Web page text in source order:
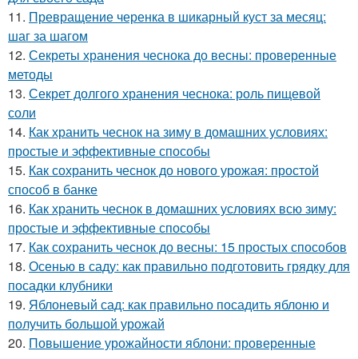
11. Превращение черенка в шикарный куст за месяц:
шаг за шагом
12. Секреты хранения чеснока до весны: проверенные
методы
13. Секрет долгого хранения чеснока: роль пищевой
соли
14. Как хранить чеснок на зиму в домашних условиях:
простые и эффективные способы
15. Как сохранить чеснок до нового урожая: простой
способ в банке
16. Как хранить чеснок в домашних условиях всю зиму:
простые и эффективные способы
17. Как сохранить чеснок до весны: 15 простых способов
18. Осенью в саду: как правильно подготовить грядку для
посадки клубники
19. Яблоневый сад: как правильно посадить яблоню и
получить большой урожай
20. Повышение урожайности яблони: проверенные